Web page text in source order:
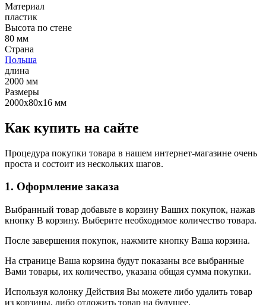
Материал
пластик
Высота по стене
80 мм
Страна
Польша
длина
2000 мм
Размеры
2000х80х16 мм
Как купить на сайте
Процедура покупки товара в нашем интернет-магазине очень
проста и состоит из нескольких шагов.
1. Оформление заказа
Выбранный товар добавьте в корзину Ваших покупок, нажав
кнопку В корзину. Выберите необходимое количество товара.
После завершения покупок, нажмите кнопку Ваша корзина.
На странице Ваша корзина будут показаны все выбранные
Вами товары, их количество, указана общая сумма покупки.
Используя колонку Действия Вы можете либо удалить товар
из корзины, либо отложить товар на будущее.